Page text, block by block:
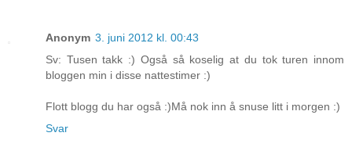
Anonym 3. juni 2012 kl. 00:43
Sv: Tusen takk :) Også så koselig at du tok turen innom
bloggen min i disse nattestimer :)
Flott blogg du har også :)Må nok inn å snuse litt i morgen :)
Svar